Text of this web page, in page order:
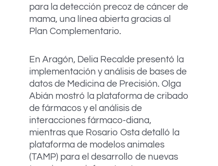
para la detección precoz de cáncer de
mama, una línea abierta gracias al
Plan Complementario.
En Aragón, Delia Recalde presentó la
implementación y análisis de bases de
datos de Medicina de Precisión. Olga
Abián mostró la plataforma de cribado
de fármacos y el análisis de
interacciones fármaco-diana,
mientras que Rosario Osta detalló la
plataforma de modelos animales
(TAMP) para el desarrollo de nuevas